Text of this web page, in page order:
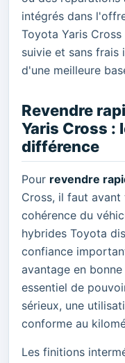
intégrés dans
Toyota Yaris
suivie et sans frais
d'une meilleure
Revendre
Yaris Cross :
différence
Pour revendre
Cross, il faut
cohérence du
hybrides Toyota
confiance
avantage en bonne
essentiel de
sérieux, une
conforme au
Les finitions